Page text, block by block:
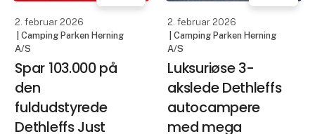
Med QOOL er de
2. februar 2026
| Camping Parken Herning
A/S
Spar 103.000 på
den
fuldudstyrede
Dethleffs Just
2. februar 2026
| Camping Parken Herning
A/S
Luksuriøse 3-
akslede Dethleffs
autocampere
med mega